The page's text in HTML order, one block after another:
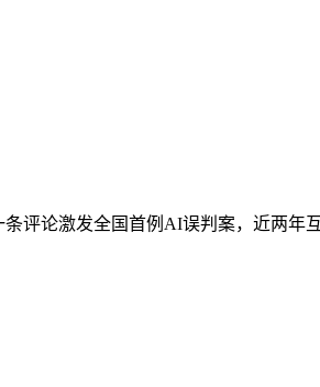
评论激发全国首例AI误判案，近两